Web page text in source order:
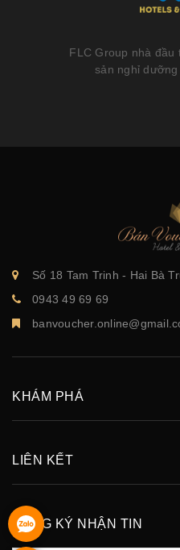
FLC Group nhà đầu
sản nghỉ
Số 18 Tam Trinh - Hai Bà
0943 49 69 69
KHÁM PHÁ
LIÊN KẾT
ĐĂNG KÝ NHẬN TIN